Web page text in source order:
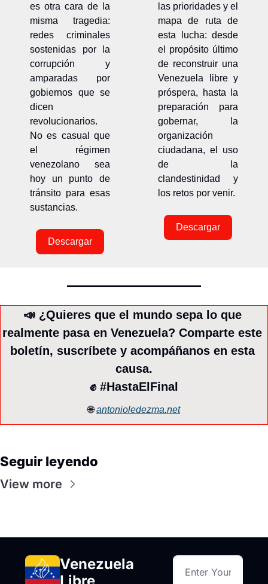
es otra cara de la
misma tragedia:
redes criminales
sostenidas por la
corrupción y
amparadas por
gobiernos que se
dicen
revolucionarios.
No es casual que
el régimen
venezolano sea
hoy un punto de
tránsito para esas
sustancias.
Descargar
las prioridades y el
mapa de ruta de
esta lucha: desde
el propósito último
de reconstruir una
Venezuela libre y
próspera, hasta la
preparación para
gobernar, la
organización
ciudadana, el uso
de la
clandestinidad y
los retos por venir.
Descargar
📣 ¿Quieres que el mundo sepa lo que
realmente pasa en Venezuela? Comparte este
boletín, suscríbete y acompáñanos en esta
causa.
✊ #HastaElFinal
🌐 antonioledezma.net
Seguir leyendo
View more
Venezuela
Libre